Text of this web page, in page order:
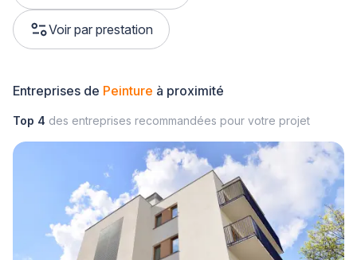
Voir par prestation
Entreprises de Peinture à proximité
Top 4 des entreprises recommandées pour votre projet